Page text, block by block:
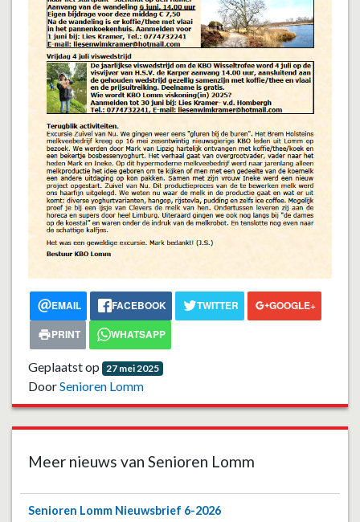
EMAIL FACEBOOK TWITTER
GOOGLE+
PRINT
WHATSAPP
Geplaatst op 27 mei 2025
DoorSenioren Lomm
Meer nieuws van Senioren Lomm
Senioren Lomm Nieuwsbrief 6-2026